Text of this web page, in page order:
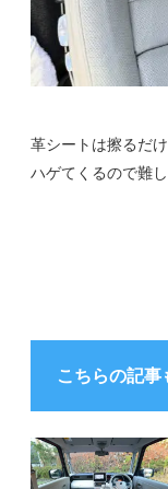
革シートは擦るだ
ハゲてくるので難
こちらの記事